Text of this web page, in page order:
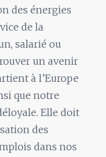
des énergies
de la
salarié ou
un avenir
à l’Europe
que notre
Elle doit
des
dans nos